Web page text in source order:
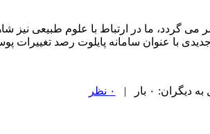
گردد، ما در ارتباط با علوم طبیعی نیز
با عنوان سامانه پایلوت رصد تغییرات
۰ بار | ۰ نظر